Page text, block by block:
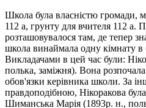
Школа була власністю громади,
112 а, грунту для вчителя 112 а.
розташовувалося там, де тепер
школа винаймала одну кімнату в
Викладачами в цей час були:
полька, заміжня). Вона
обов'язки керівника школи. За
правдоподібною, Нікоракова
Шиманська Марія (1893р. н.,